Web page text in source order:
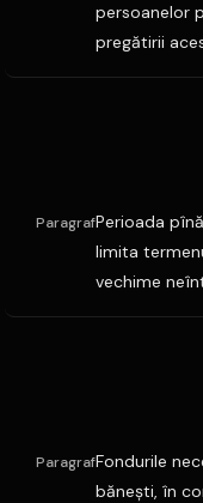
persoanelor
pregătirii
ParagrafPerioada
limita
vechime
ParagrafFondurile
băneşti, în